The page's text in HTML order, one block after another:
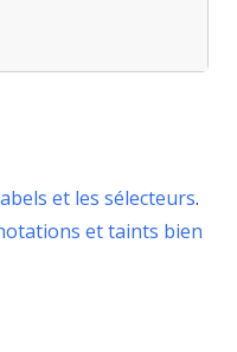
et les sélecteurs.
et taints bien